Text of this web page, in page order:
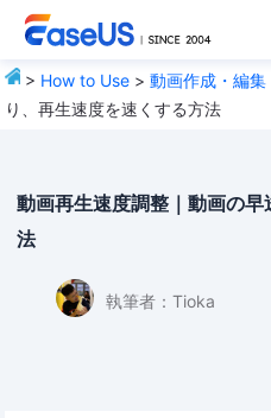
> How to Use >動画作成・編集
り、再生速度を速くする方法
動画再生速度調整｜動画の
法
執筆者： Tioka